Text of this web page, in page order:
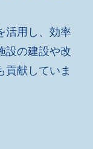
活用し、効率
設の建設や改
貢献していま